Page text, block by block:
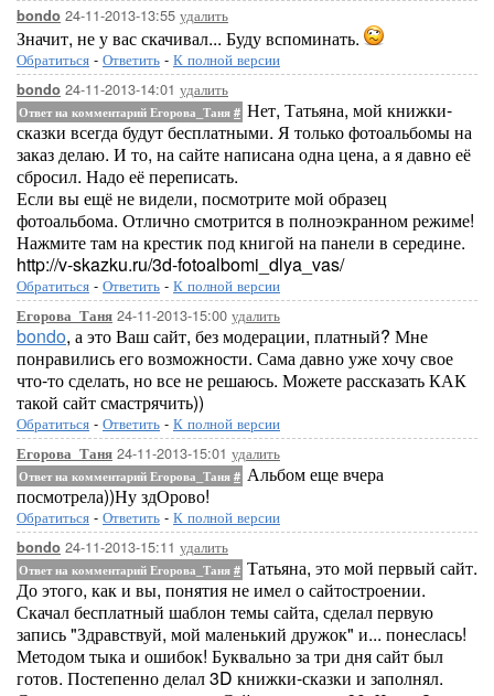
bondo 24-11-2013-13:55 удалить
Значит, не у вас скачивал... Буду вспоминать.
Обратиться - Ответить - К полной версии
bondo 24-11-2013-14:01 удалить
Ответ на комментарий Егорова_Таня # Нет, Татьяна, мой книжки-
сказки всегда будут бесплатными. Я только фотоальбомы на
заказ делаю. И то, на сайте написана одна цена, а я давно её
сбросил. Надо её переписать.
Если вы ещё не видели, посмотрите мой образец
фотоальбома. Отлично смотрится в полноэкранном режиме!
Нажмите там на крестик под книгой на панели в середине.
http://v-skazku.ru/3d-fotoalbomi_dlya_vas/
Обратиться - Ответить - К полной версии
Егорова_Таня 24-11-2013-15:00 удалить
bondo, а это Ваш сайт, без модерации, платный? Мне
понравились его возможности. Сама давно уже хочу свое
что-то сделать, но все не решаюсь. Можете рассказать КАК
такой сайт смастрячить))
Обратиться - Ответить - К полной версии
Егорова_Таня 24-11-2013-15:01 удалить
Ответ на комментарий Егорова_Таня # Альбом еще вчера
посмотрела))Ну здОрово!
Обратиться - Ответить - К полной версии
bondo 24-11-2013-15:11 удалить
Ответ на комментарий Егорова_Таня # Татьяна, это мой первый сайт.
До этого, как и вы, понятия не имел о сайтостроении.
Скачал бесплатный шаблон темы сайта, сделал первую
запись "Здравствуй, мой маленький дружок" и... понеслась!
Методом тыка и ошибок! Буквально за три дня сайт был
готов. Постепенно делал 3D книжки-сказки и заполнял.